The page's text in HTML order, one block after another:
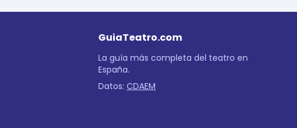
GuiaTeatro.com
La guía más completa del teatro en
España.
Datos: CDAEM